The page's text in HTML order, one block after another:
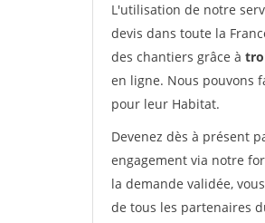
L'utilisation de notre
devis dans toute la
des chantiers grâce à
en ligne. Nous pouvons
pour leur Habitat.
Devenez dès à présent
engagement via notre
la demande validée,
de tous les partenaires